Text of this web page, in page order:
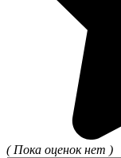
( Пока оценок нет )